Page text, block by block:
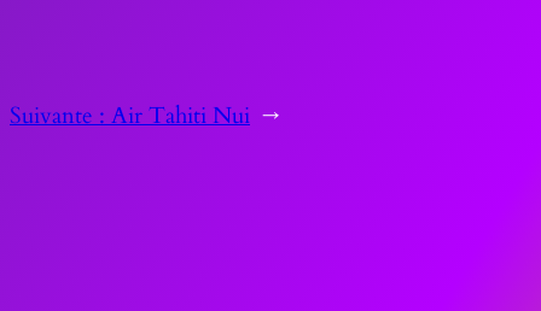
Suivante : Air Tahiti Nui →